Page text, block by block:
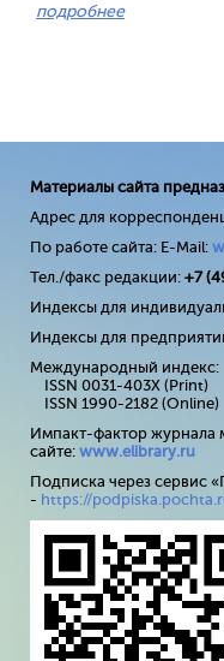
подробнее
Материалы сайта
Адрес для
По работе сайта: E-Mail:
Тел./факс редакции: +7
Индексы для
Индексы для
Международный индекс:
ISSN 0031-403X (Print)
ISSN 1990-2182 (Online)
Импакт-фактор журнала
сайте: www.elibrary.ru
Подписка через сервис
- https://